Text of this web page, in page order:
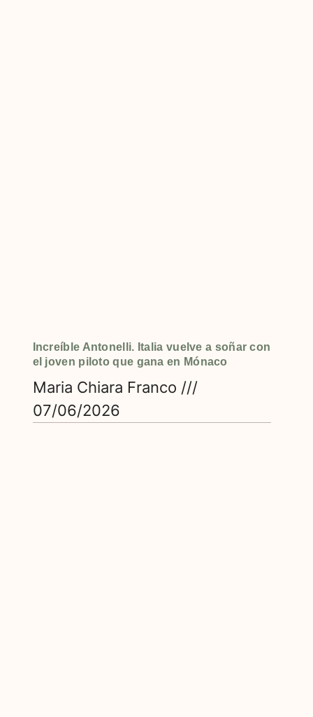
Increíble Antonelli. Italia vuelve a soñar con
el joven piloto que gana en Mónaco
Maria Chiara Franco
07/06/2026